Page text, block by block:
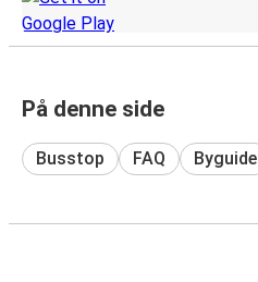
På denne side
Busstop FAQ Byguide